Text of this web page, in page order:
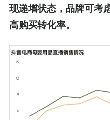
现递增状态，品牌可考
高购买转化率。